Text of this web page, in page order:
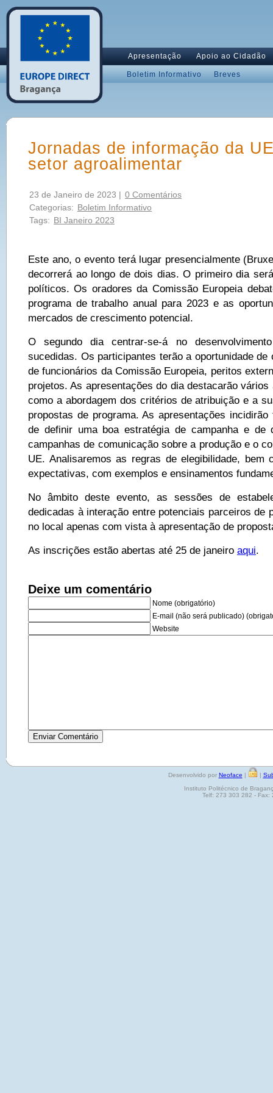
Apresentação Apoio ao Cidadão
Boletim Informativo Breves
Jornadas de informação da
setor agroalimentar
23 de Janeiro de 2023 | 0 Comentários
Categorias: Boletim Informativo
Tags: BI Janeiro 2023
Este ano, o evento terá lugar presencialmente
decorrerá ao longo de dois dias. O primeiro dia
políticos. Os oradores da Comissão Europeia
programa de trabalho anual para 2023 e as
mercados de crescimento potencial.
O segundo dia centrar-se-á no
sucedidas. Os participantes terão a oportunidade de
de funcionários da Comissão Europeia, peritos
projetos. As apresentações do dia destacarão
como a abordagem dos critérios de atribuição e a
propostas de programa. As apresentações
de definir uma boa estratégia de campanha e de
campanhas de comunicação sobre a produção e o
UE. Analisaremos as regras de elegibilidade, bem
expectativas, com exemplos e ensinamentos
No âmbito deste evento, as sessões de
dedicadas à interação entre potenciais parceiros de
no local apenas com vista à apresentação de
As inscrições estão abertas até 25 de janeiro aqui.
Deixe um comentário
Nome (obrigatório)
E-mail (não será publicado)
Website
Desenvolvido por Neoface | |
Instituto Politécnico de
Telf: 273 303 282 - Fax: